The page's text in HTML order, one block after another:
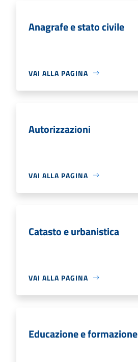
Anagrafe e stato civile
VAI ALLA PAGINA
Autorizzazioni
VAI ALLA PAGINA
Catasto e urbanistica
VAI ALLA PAGINA
Educazione e formazione